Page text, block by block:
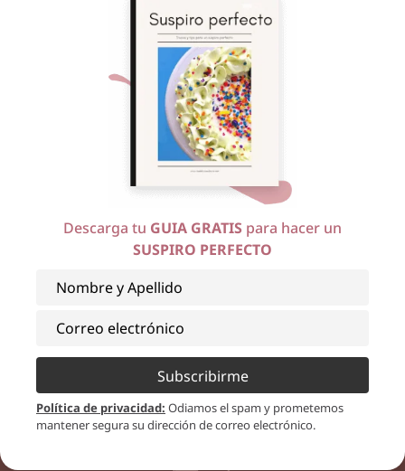
y si quieres comprar por transferencia,
envíanos un mensaje al (849)248-8350
Descarga tu GUIA GRATIS para hacer un
SUSPIRO PERFECTO
Subscribirme
Política de privacidad: Odiamos el spam y prometemos
mantener segura su dirección de correo electrónico.